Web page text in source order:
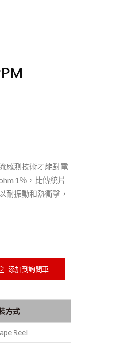
感測技術才能對電
1％，比傳統片
耐振動和熱衝擊，
添加到詢問車
方式
Reel